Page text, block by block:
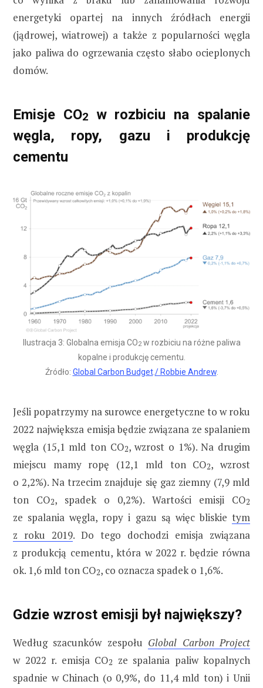
energetyki opartej na innych źródłach energii
(jądrowej, wiatrowej) a także z popularności węgla
jako paliwa do ogrzewania często słabo ocieplonych
domów.
Emisje CO2 w rozbiciu na spalanie
węgla, ropy, gazu i produkcję
cementu
Ilustracja 3: Globalna emisja CO2w rozbiciu na różne paliwa
kopalne i produkcję cementu.
Źródło: Global Carbon Budget./ Robbie Andrew.
Jeśli popatrzymy na surowce energetyczne to w roku
2022 największa emisja będzie związana ze spalaniem
węgla (15,1 mld ton CO2, wzrost o 1%). Na drugim
miejscu mamy ropę (12,1 mld ton CO2, wzrost
o 2,2%). Na trzecim znajduje się gaz ziemny (7,9 mld
ton CO2, spadek o 0,2%). Wartości emisji CO2
ze spalania węgla, ropy i gazu są więc bliskie tym
z roku 2019. Do tego dochodzi emisja związana
z produkcją cementu, która w 2022 r. będzie równa
ok. 1,6 mld ton CO2, co oznacza spadek o 1,6%.
Gdzie wzrost emisji był największy?
Według szacunków zespołu Global Carbon Project
w 2022 r. emisja CO2
ze spalania paliw kopalnych
spadnie w Chinach (o 0,9%, do 11,4 mld ton) i Unii